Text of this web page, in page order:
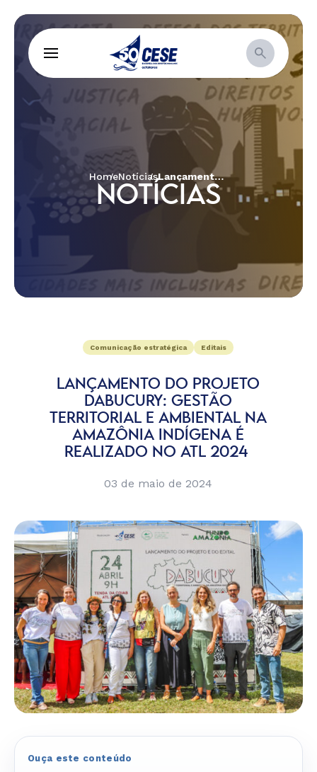
HomeNotícias Lançamento do projeto Dabucury: Gestão Territorial e Ambiental na Amazônia Indígena é realizado no ATL 2024
NOTÍCIAS
Comunicação estratégica Editais
LANÇAMENTO DO PROJETO
DABUCURY: GESTÃO
TERRITORIAL E AMBIENTAL NA
AMAZÔNIA INDÍGENA É
REALIZADO NO ATL 2024
03 de maio de 2024
Ouça este conteúdo